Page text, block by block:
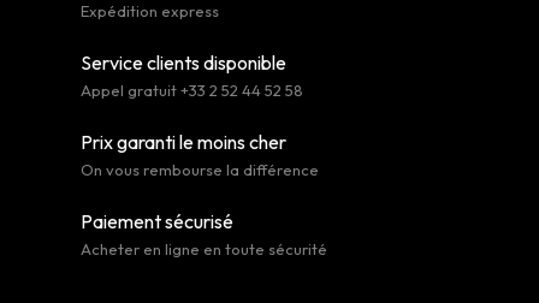
Expédition express
Service clients disponible
Appel gratuit +33 2 52 44 52 58
Prix garanti le moins cher
On vous rembourse la différence
Paiement sécurisé
Acheter en ligne en toute sécurité